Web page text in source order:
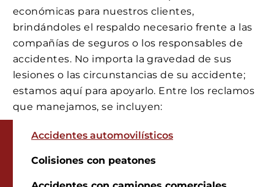
económicas para nuestros clientes,
brindándoles el respaldo necesario frente a las
compañías de seguros o los responsables de
accidentes. No importa la gravedad de sus
lesiones o las circunstancias de su accidente;
estamos aquí para apoyarlo. Entre los reclamos
que manejamos, se incluyen:
Accidentes automovilísticos
Colisiones con peatones